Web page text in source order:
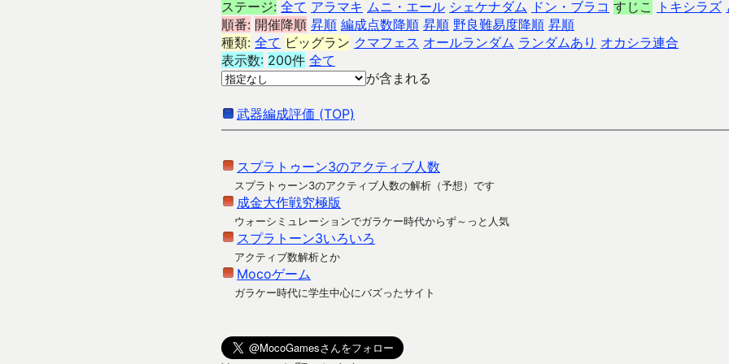
ステージ: 全て アラマキ ムニ・エール シェケナダム ドン・ブラコ すじこ トキシラズ
順番: 開催降順 昇順 編成点数降順 昇順 野良難易度降順 昇順
種類: 全て ビッグラン クマフェス オールランダム ランダムあり オカシラ連合
表示数: 200件 全て
が含まれる
武器編成評価 (TOP)
スプラトゥーン3のアクティブ人数
スプラトゥーン3のアクティブ人数の解析（予想）です
成金大作戦究極版
ウォーシミュレーションでガラケー時代からず～っと人気
スプラトーン3いろいろ
アクティブ数解析とか
Mocoゲーム
ガラケー時代に学生中心にバズったサイト